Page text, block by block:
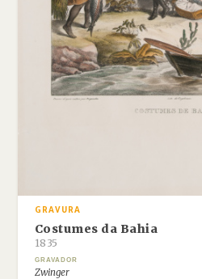
GRAVURA
Costumes da Bahia
1835
GRAVADOR
Zwinger